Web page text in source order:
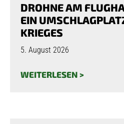
DROHNE AM
EIN
KRIEGES
5. August 2026
WEITERLESEN >